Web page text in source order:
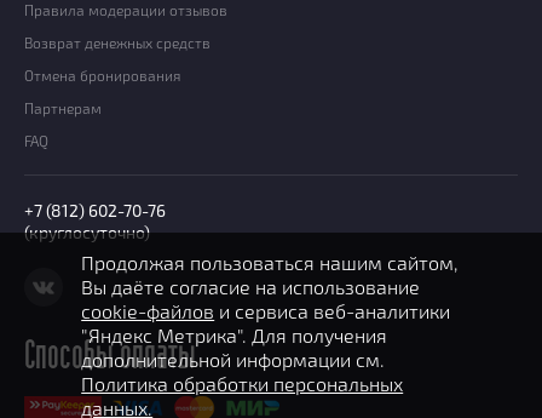
Правила модерации отзывов
Возврат денежных средств
Отмена бронирования
Партнерам
FAQ
+7 (812) 602-70-76
(круглосуточно)
Способы оплаты
Продолжая пользоваться нашим сайтом,
Вы даёте согласие на использование
cookie-файлов и сервиса веб-аналитики
"Яндекс Метрика". Для получения
дополнительной информации см.
Политика обработки персональных
данных.